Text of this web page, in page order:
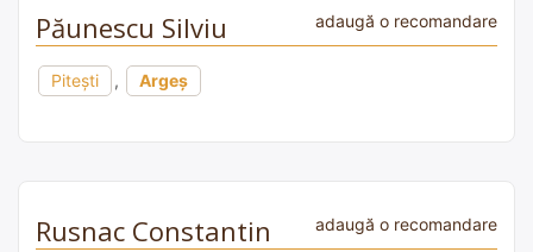
Păunescu Silviu adaugă o recomandare
Pitești , Argeș
Rusnac Constantin adaugă o recomandare